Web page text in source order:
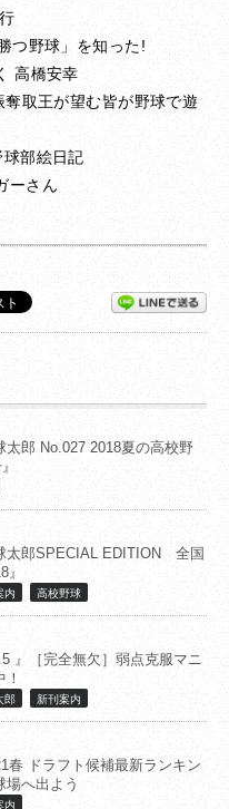
つ野球」を知った!
高橋安幸
取王が望む皆が野球で遊
部絵日記
ーさん
太郎 No.027 2018夏の高校野
太郎SPECIAL EDITION 全国
内 高校野球
』［完全無欠］弱点克服マニ
郎 新刊案内
春 ドラフト候補最新ランキン
場へ出よう
内